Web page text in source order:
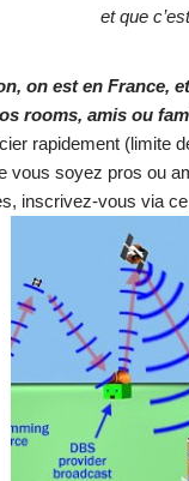
et que
on est en France,
rooms, amis ou
rapidement (limite
vous soyez pros ou
inscrivez-vous via ce